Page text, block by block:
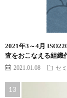
2021年3～4月
査をおこなえる組織
2021.01.08 セ